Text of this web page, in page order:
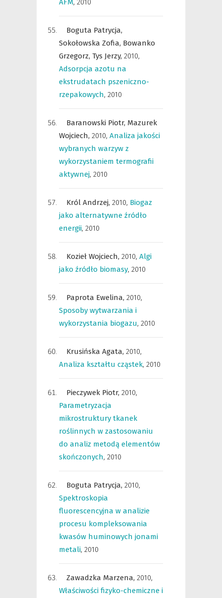
AFM, 2010
Boguta Patrycja,
Sokołowska Zofia, Bowanko
Grzegorz, Tys Jerzy, 2010,
Adsorpcja azotu na
ekstrudatach pszeniczno-
rzepakowych, 2010
Baranowski Piotr, Mazurek
Wojciech, 2010, Analiza jakości
wybranych warzyw z
wykorzystaniem termografii
aktywnej, 2010
Król Andrzej, 2010, Biogaz
jako alternatywne źródło
energii, 2010
Kozieł Wojciech, 2010, Algi
jako źródło biomasy, 2010
Paprota Ewelina, 2010,
Sposoby wytwarzania i
wykorzystania biogazu, 2010
Krusińska Agata, 2010,
Analiza kształtu cząstek, 2010
Pieczywek Piotr, 2010,
Parametryzacja
mikrostruktury tkanek
roślinnych w zastosowaniu
do analiz metodą elementów
skończonych, 2010
Boguta Patrycja, 2010,
Spektroskopia
fluorescencyjna w analizie
procesu kompleksowania
kwasów huminowych jonami
metali, 2010
Zawadzka Marzena, 2010,
Właściwości fizyko-chemiczne i